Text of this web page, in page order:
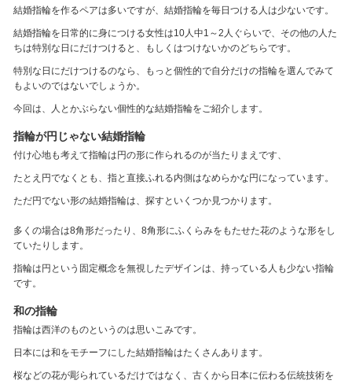
結婚指輪を作るペアは多いですが、結婚指輪を毎日つける人は少ないです。
結婚指輪を日常的に身につける女性は10人中1～2人ぐらいで、その他の人た
ちは特別な日にだけつけると、もしくはつけないかのどちらです。
特別な日にだけつけるのなら、もっと個性的で自分だけの指輪を選んでみて
もよいのではないでしょうか。
今回は、人とかぶらない個性的な結婚指輪をご紹介します。
指輪が円じゃない結婚指輪
付け心地も考えて指輪は円の形に作られるのが当たりまえです、
たとえ円でなくとも、指と直接ふれる内側はなめらかな円になっています。
ただ円でない形の結婚指輪は、探すといくつか見つかります。
多くの場合は8角形だったり、8角形にふくらみをもたせた花のような形をし
ていたりします。
指輪は円という固定概念を無視したデザインは、持っている人も少ない指輪
です。
和の指輪
指輪は西洋のものというのは思いこみです。
日本には和をモチーフにした結婚指輪はたくさんあります。
桜などの花が彫られているだけではなく、古くから日本に伝わる伝統技術を